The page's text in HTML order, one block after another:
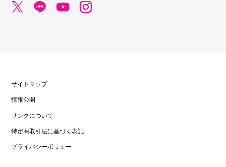
サイトマップ
情報公開
リンクについて
特定商取引法に基づく表記
プライバシーポリシー